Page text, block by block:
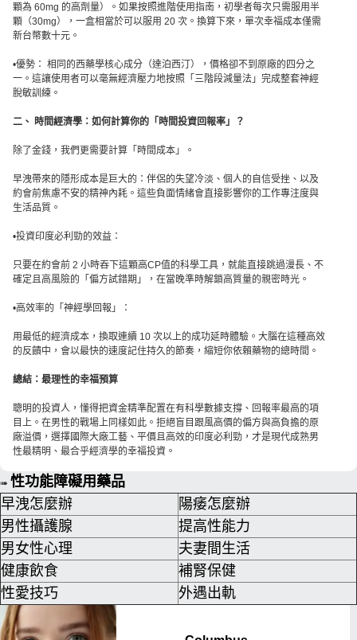
顆為 60mg 的高劑量）。如果按照進階使用指南，初學者每次只需服用半
顆（30mg），一盒相當於可以服用 20 次。換算下來，單次幸福成本僅需
新台幣數十元。
•優勢： 相同的西藥學核心成分（達泊西汀），價格卻不到原廠的四分之
一。這讓使用者可以毫無經濟壓力地按照「三階段減量法」完成整套神經
脫敏訓練。
二、 時間經濟學：如何計算你的「時間投資回報率」？
除了金錢，我們更需要計算「時間成本」。
早洩帶來的隱形成本是巨大的：伴侶的失望冷淡、個人的自信受挫、以及
約會前焦慮不安的精神內耗。這些負面情緒會直接影響你的工作專注度與
生活品質。
•投資印度必利勁的效益：
只要在約會前 2 小時吞下這顆高CP值的科學工具，就能直接跳過漫長、不
確定且高風險的「偏方試錯期」，在當晚準時解鎖高質量的親密時光。
•高效率的「神經學回報」：
用最低的經濟成本，換取連續 10 次以上的成功延時體驗。大腦在這種高效
的反饋中，會以最快的速度記住持久的節奏，縮短你依賴藥物的總時間。
總結：最理性的幸福預算
聰明的投資人，懂得把資金精準配置在有科學數據支撐、回報率最高的項
目上。在男性的戰場上同樣如此。拒絕盲目跟風高價的偏方與高負擔的原
廠溢價，選擇國際大廠工藝、平價且高效的印度必利勁，才是現代成熟男
性最精明、最合乎經濟學的幸福投資。
➠ 性功能障礙用藥品
早洩怎麼辦
陽痿怎麼辦
男性攝護腺
提高性能力
男女性心理
夫妻間生活
健康飲食
補腎保健
性愛技巧
外遇出軌